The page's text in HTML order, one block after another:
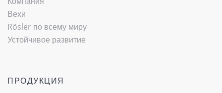
Вехи
Rösler по всему миру
Устойчивое развитие
ПРОДУКЦИЯ